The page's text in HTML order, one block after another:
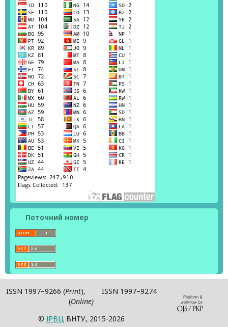
Поточний номер
ISSN 1997–9266 (Print), ISSN 1997–9274
(Online)
© ІPВЦ ВНТУ, 2015-2026